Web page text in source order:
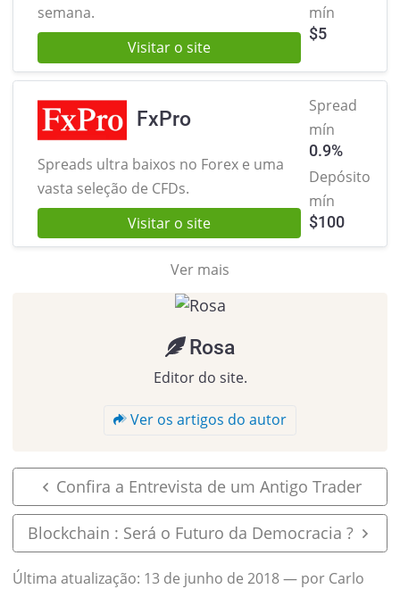
semana.
Visitar o site
mín
$5
FxPro
Spreads ultra baixos no Forex e uma
vasta seleção de CFDs.
Visitar o site
Spread
mín
0.9%
Depósito
mín
$100
Ver mais
Rosa
Editor do site.
Ver os artigos do autor
Confira a Entrevista de um Antigo Trader
Blockchain : Será o Futuro da Democracia ?
Última atualização: 13 de junho de 2018— por Carlo